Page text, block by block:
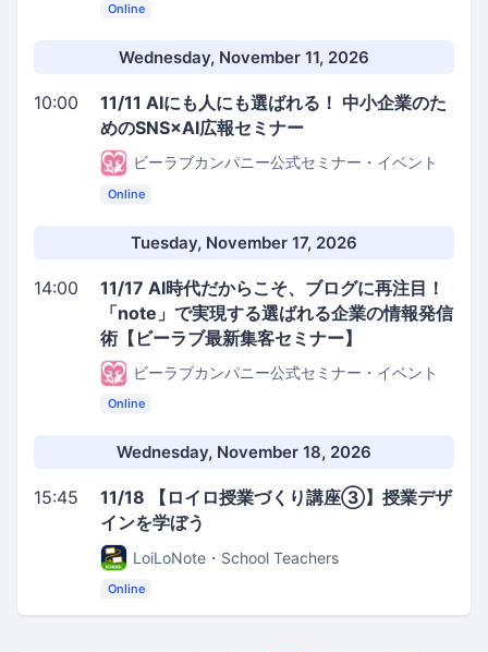
Online
Wednesday, November 11, 2026
10:00
11/11 AIにも人にも選ばれる！ 中小企業のた
めのSNS×AI広報セミナー
ビーラブカンパニー公式セミナー・イベント
Online
Tuesday, November 17, 2026
14:00
11/17 AI時代だからこそ、ブログに再注目！
「note」で実現する選ばれる企業の情報発信
術【ビーラブ最新集客セミナー】
ビーラブカンパニー公式セミナー・イベント
Online
Wednesday, November 18, 2026
15:45
11/18 【ロイロ授業づくり講座③】授業デザ
インを学ぼう
LoiLoNote・School Teachers
Online